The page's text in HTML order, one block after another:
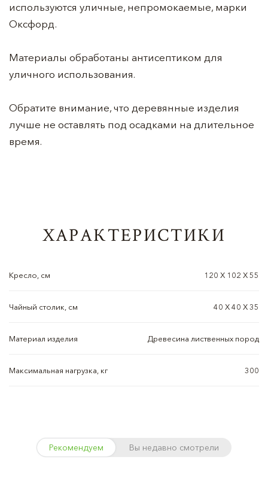
используются уличные, непромокаемые, марки
Оксфорд.
Материалы обработаны антисептиком для
уличного использования.
Обратите внимание, что деревянные изделия
лучше не оставлять под осадками на длительное
время.
ХАРАКТЕРИСТИКИ
Кресло, см 120 Х 102 Х 55
Чайный столик, см 40 Х 40 Х 35
Материал изделия Древесина лиственных пород
Максимальная нагрузка, кг 300
Рекомендуем Вы недавно смотрели